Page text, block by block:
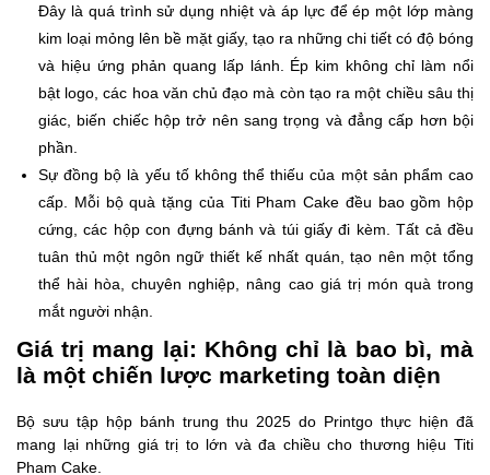
Đây là quá trình sử dụng nhiệt và áp lực để ép một lớp màng
kim loại mỏng lên bề mặt giấy, tạo ra những chi tiết có độ bóng
và hiệu ứng phản quang lấp lánh. Ép kim không chỉ làm nổi
bật logo, các hoa văn chủ đạo mà còn tạo ra một chiều sâu thị
giác, biến chiếc hộp trở nên sang trọng và đẳng cấp hơn bội
phần.
Sự đồng bộ là yếu tố không thể thiếu của một sản phẩm cao
cấp. Mỗi bộ quà tặng của Titi Pham Cake đều bao gồm hộp
cứng, các hộp con đựng bánh và túi giấy đi kèm. Tất cả đều
tuân thủ một ngôn ngữ thiết kế nhất quán, tạo nên một tổng
thể hài hòa, chuyên nghiệp, nâng cao giá trị món quà trong
mắt người nhận.
Giá trị mang lại: Không chỉ là bao bì, mà
là một chiến lược marketing toàn diện
Bộ sưu tập hộp bánh trung thu 2025 do Printgo thực hiện đã
mang lại những giá trị to lớn và đa chiều cho thương hiệu Titi
Pham Cake.